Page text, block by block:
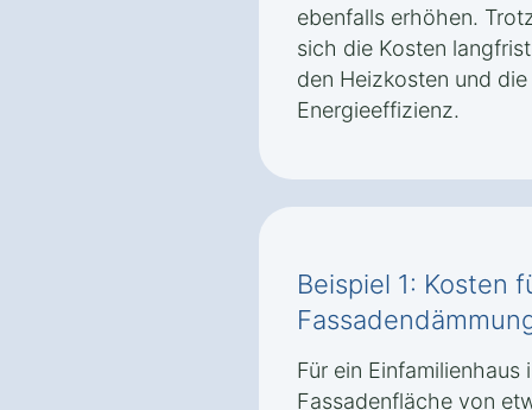
ebenfalls erhöhen.
sich die Kosten
den Heizkosten und
Energieeffizienz.
Beispiel 1: Kosten
Für ein
Fassadenfläche von